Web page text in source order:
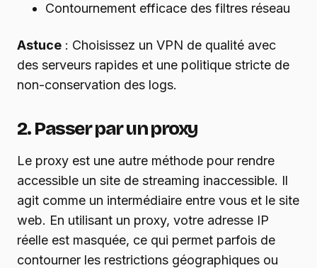
Contournement efficace des filtres réseau
Astuce : Choisissez un VPN de qualité avec
des serveurs rapides et une politique stricte de
non-conservation des logs.
2. Passer par un proxy
Le proxy est une autre méthode pour rendre
accessible un site de streaming inaccessible. Il
agit comme un intermédiaire entre vous et le site
web. En utilisant un proxy, votre adresse IP
réelle est masquée, ce qui permet parfois de
contourner les restrictions géographiques ou